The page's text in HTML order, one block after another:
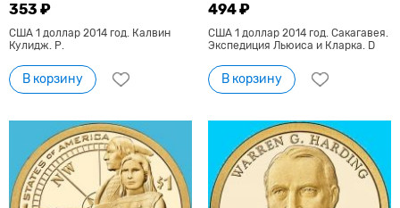
353 ₽
США 1 доллар 2014 год. Калвин
Кулидж. Р.
В корзину
494 ₽
США 1 доллар 2014 год. Сакагавея.
Экспедиция Льюиса и Кларка. D
В корзину